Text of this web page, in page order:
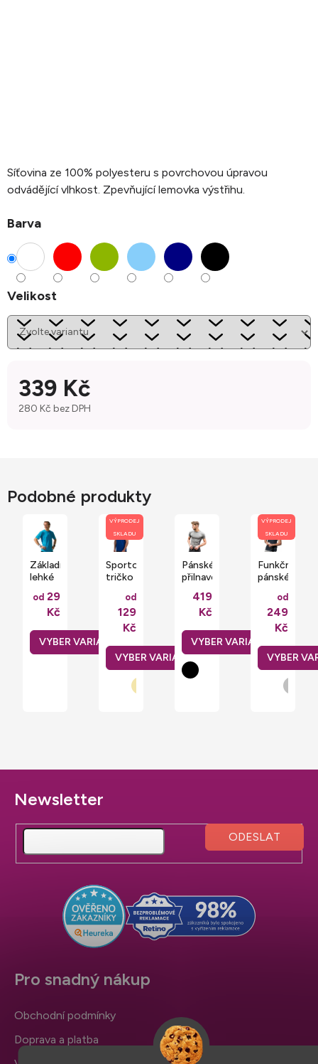
Síťovina ze 100% polyesteru s povrchovou úpravou
odvádějící vlhkost. Zpevňující lemovka výstřihu.
Barva
Velikost
339 Kč
280 Kč bez DPH
Podobné produkty
Základní
lehké
funkční
tričko
od 29
Kč
VÝPRODEJ
SKLADU
Sportovní
tričko
speciální
funkční
Neoteric
od
129
Kč
Pánské
přilnavé
tričko
419
Kč
VÝPRODEJ
SKLADU
Funkční
pánské
tričko
Stedman
100%
od
249
Kč
Z
á
a
Pro snadný nákup
Obchodní podmínky
Doprava a platba